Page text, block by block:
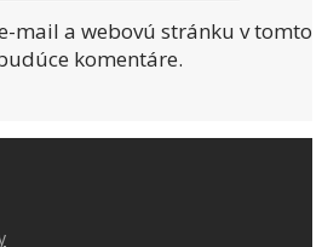
mail a webovú stránku v tomto
komentáre.